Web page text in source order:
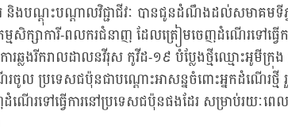
និងបណ្តុះបណ្តាលវិជ្ជាជីវៈ បានជូនដំណឹងដល់សមាគមទីភ្
សិក្សាការី-ពលករជំនាញ ដែលត្រៀមចេញដំណើរទៅធ្វើក
ារឆ្លងរីករាលដាលនវីរុស កូវីដ-១៩ បំប្លែងថ្មីឈ្មោះអូមីក្រុ
ើរចូល ប្រទេសជប៉ុនជាបណ្តោះអាសន្នចំពោះអ្នកដំណើរថ្
ណើរទៅធ្វើការនៅប្រទេសជប៉ុនផងដែរ សម្រាប់រយៈពេ